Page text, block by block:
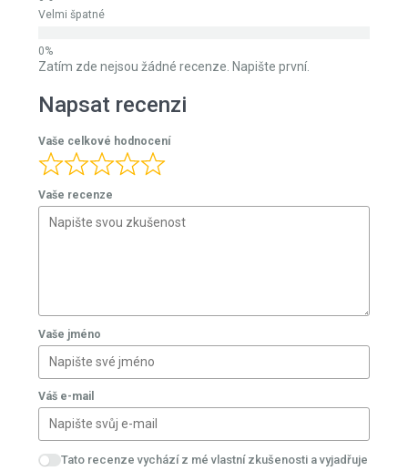
Velmi špatné
Zatím zde nejsou žádné recenze. Napište první.
Napsat recenzi
Vaše celkové hodnocení
Vaše recenze
Vaše jméno
Váš e-mail
Tato recenze vychází z mé vlastní zkušenosti a vyjadřuje